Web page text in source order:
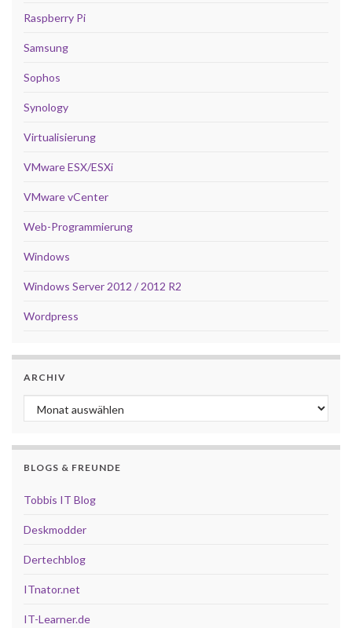
Raspberry Pi
Samsung
Sophos
Synology
Virtualisierung
VMware ESX/ESXi
VMware vCenter
Web-Programmierung
Windows
Windows Server 2012 / 2012 R2
Wordpress
ARCHIV
Archiv
BLOGS & FREUNDE
Tobbis IT Blog
Deskmodder
Dertechblog
ITnator.net
IT-Learner.de